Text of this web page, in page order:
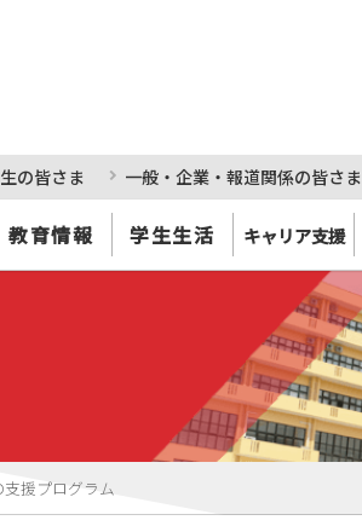
の皆さま 一般・企業・報道関係の皆さま
教育情報 学生生活 キャリア支援
支援プログラム